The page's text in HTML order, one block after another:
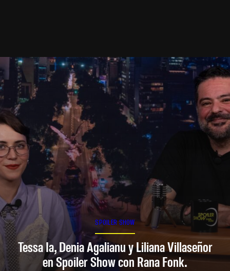
SPOILER SHOW
Tessa Ia, Denia Agalianu y Liliana Villaseñor
en Spoiler Show con Rana Fonk.